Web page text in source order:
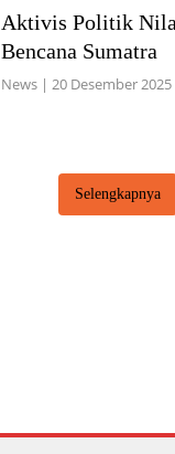
Aktivis Politik
Bencana Sumatra
News| 20 Desember 2025
Selengkapnya